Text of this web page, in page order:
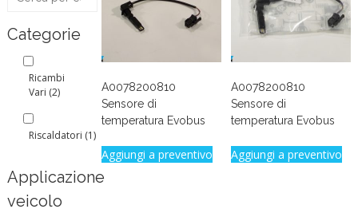
A0078200810
Sensore di
temperatura Evobus
Aggiungi a preventivo
A0078200810
Sensore di
temperatura Evobus
Aggiungi a preventivo
Categorie
Ricambi
Vari (2)
Riscaldatori (1)
Applicazione
veicolo